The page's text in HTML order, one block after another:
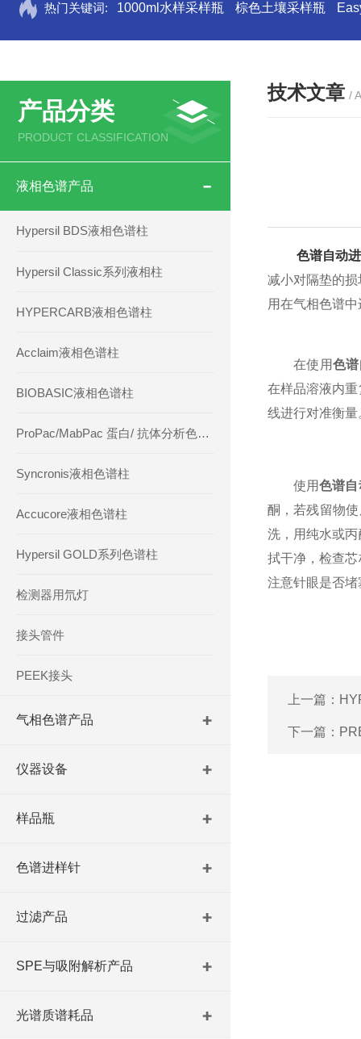
热门关键词: 1000ml水样采样瓶 棕色土壤采样瓶
产品分类
PRODUCT CLASSIFICATION
液相色谱产品
Hypersil BDS液相色谱柱
Hypersil Classic系列液相柱
HYPERCARB液相色谱柱
Acclaim液相色谱柱
BIOBASIC液相色谱柱
ProPac/MabPac 蛋白/ 抗体分析色谱柱
Syncronis液相色谱柱
Accucore液相色谱柱
Hypersil GOLD系列色谱柱
检测器用氘灯
接头管件
PEEK接头
气相色谱产品
仪器设备
样品瓶
色谱进样针
过滤产品
SPE与吸附解析产品
光谱质谱耗品
技术文章 /
色谱自动
减小对隔垫的
用在气相色谱
在使用色
在样品溶液内
线进行对准衡
使用色谱
酮，若残留物
洗，用纯水或
拭干净，检查
注意针眼是否堵
上一篇：
下一篇：